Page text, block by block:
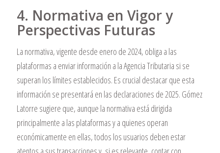
4. Normativa en Vigor y
Perspectivas Futuras
La normativa, vigente desde enero de 2024, obliga a las
plataformas a enviar información a la Agencia Tributaria si se
superan los límites establecidos. Es crucial destacar que esta
información se presentará en las declaraciones de 2025. Gómez
Latorre sugiere que, aunque la normativa está dirigida
principalmente a las plataformas y a quienes operan
económicamente en ellas, todos los usuarios deben estar